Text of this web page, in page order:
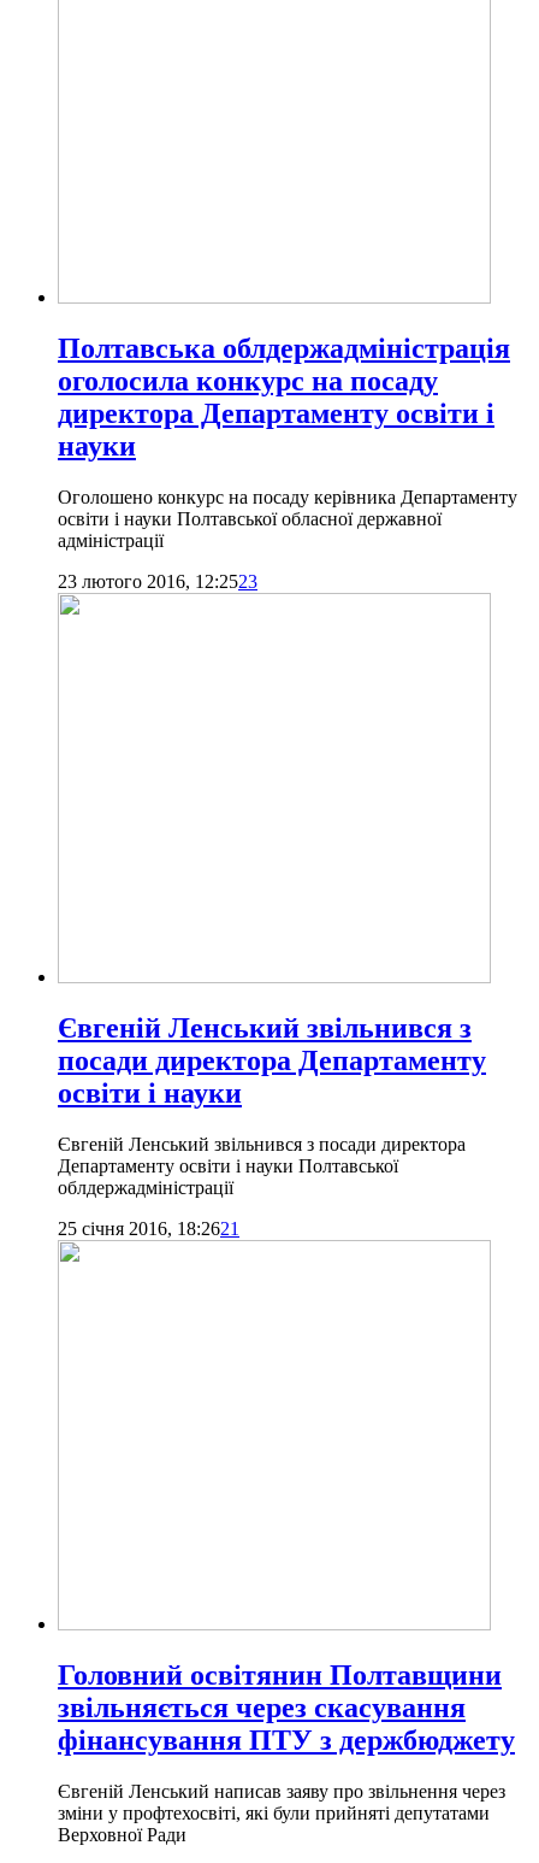
Полтавська облдержадміністрація
оголосила конкурс на посаду
директора Департаменту освіти і
науки
Оголошено конкурс на посаду керівника Департаменту
освіти і науки Полтавської обласної державної
адміністрації
23 лютого 2016, 12:2523
Євгеній Ленський звільнився з
посади директора Департаменту
освіти і науки
Євгеній Ленський звільнився з посади директора
Департаменту освіти і науки Полтавської
облдержадміністрації
25 січня 2016, 18:2621
Головний освітянин Полтавщини
звільняється через скасування
фінансування ПТУ з держбюджету
Євгеній Ленський написав заяву про звільнення через
зміни у профтехосвіті, які були прийняті депутатами
Верховної Ради